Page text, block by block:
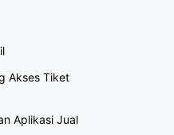
Akses Tiket
Aplikasi Jual